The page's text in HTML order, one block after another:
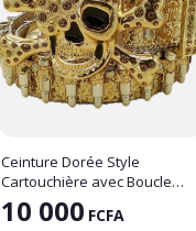
Ceinture Dorée Style
Cartouchière avec Boucle
Tête de Mort et Strass
10 000 FCFA